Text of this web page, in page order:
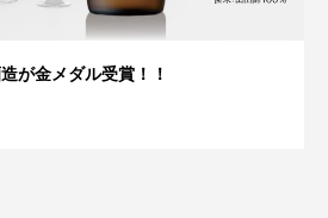
が金メダル受賞！！